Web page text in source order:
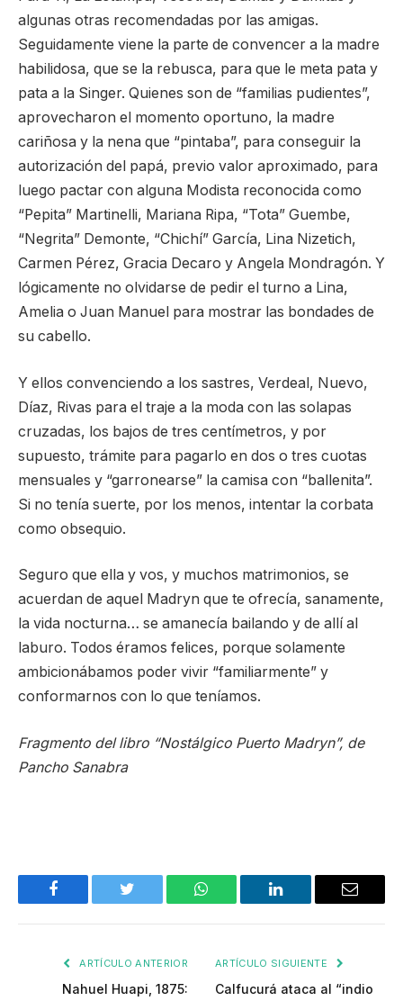
algunas otras recomendadas por las amigas.
Seguidamente viene la parte de convencer a la madre
habilidosa, que se la rebusca, para que le meta pata y
pata a la Singer. Quienes son de “familias pudientes”,
aprovecharon el momento oportuno, la madre
cariñosa y la nena que “pintaba”, para conseguir la
autorización del papá, previo valor aproximado, para
luego pactar con alguna Modista reconocida como
“Pepita” Martinelli, Mariana Ripa, “Tota” Guembe,
“Negrita” Demonte, “Chichí” García, Lina Nizetich,
Carmen Pérez, Gracia Decaro y Angela Mondragón. Y
lógicamente no olvidarse de pedir el turno a Lina,
Amelia o Juan Manuel para mostrar las bondades de
su cabello.
Y ellos convenciendo a los sastres, Verdeal, Nuevo,
Díaz, Rivas para el traje a la moda con las solapas
cruzadas, los bajos de tres centímetros, y por
supuesto, trámite para pagarlo en dos o tres cuotas
mensuales y “garronearse” la camisa con “ballenita”.
Si no tenía suerte, por los menos, intentar la corbata
como obsequio.
Seguro que ella y vos, y muchos matrimonios, se
acuerdan de aquel Madryn que te ofrecía, sanamente,
la vida nocturna… se amanecía bailando y de allí al
laburo. Todos éramos felices, porque solamente
ambicionábamos poder vivir “familiarmente” y
conformarnos con lo que teníamos.
Fragmento del libro “Nostálgico Puerto Madryn”, de
Pancho Sanabra
Facebook Twitter WhatsApp LinkedIn Email
ARTÍCULO ANTERIOR
Nahuel Huapi, 1875:
ARTÍCULO SIGUIENTE
Calfucurá ataca al “indio